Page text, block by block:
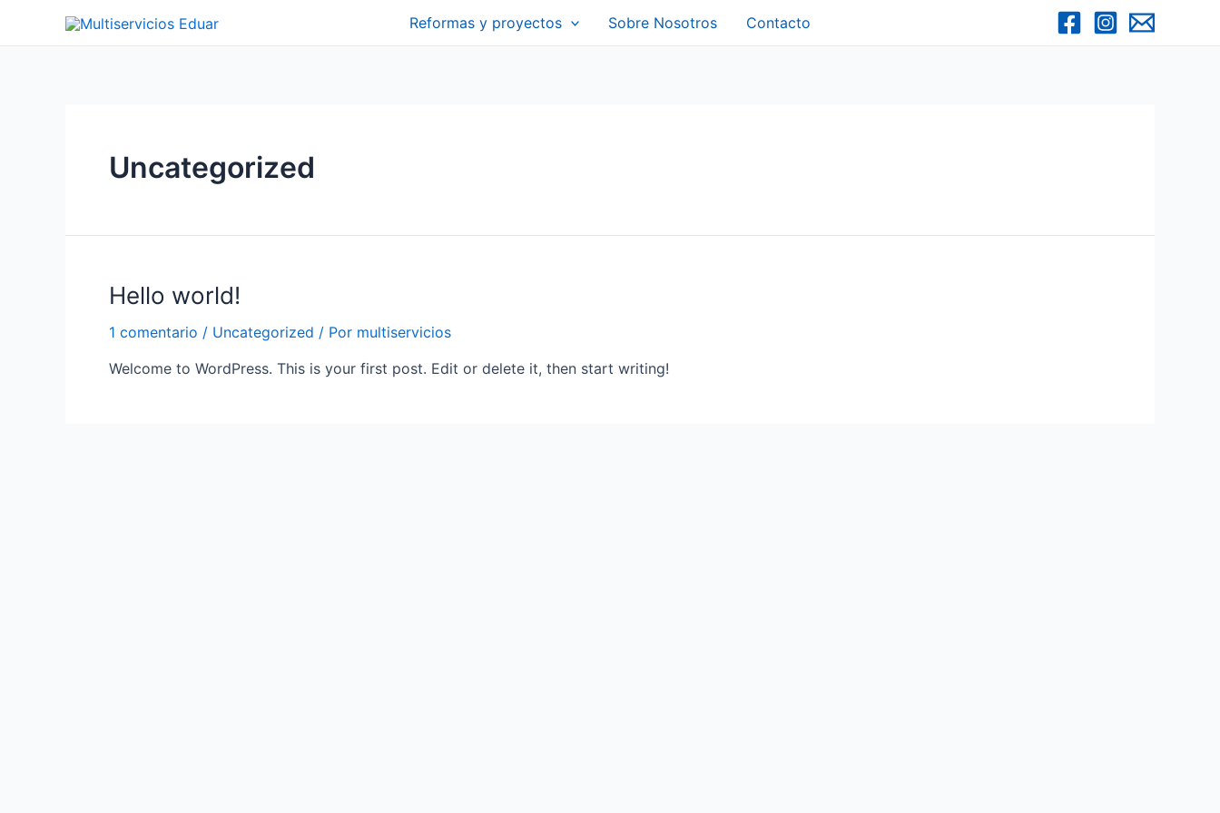
Reformas y proyectos Sobre Nosotros Contacto
Uncategorized
Hello world!
1 comentario / Uncategorized / Por multiservicios
Welcome to WordPress. This is your first post. Edit or delete it, then start writing!